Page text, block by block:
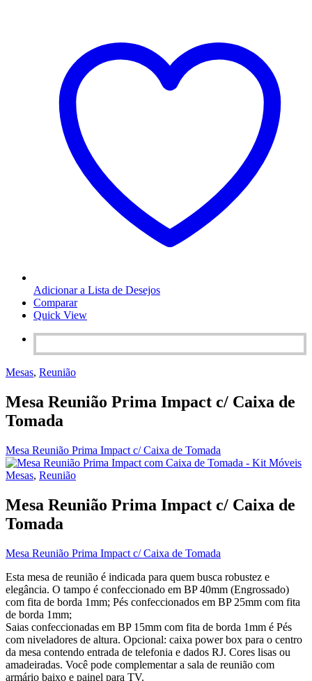
Adicionar a Lista de Desejos
Comparar
Quick View
Mesas, Reunião
Mesa Reunião Prima Impact c/ Caixa de
Tomada
Mesa Reunião Prima Impact c/ Caixa de Tomada
Mesas, Reunião
Mesa Reunião Prima Impact c/ Caixa de
Tomada
Mesa Reunião Prima Impact c/ Caixa de Tomada
Esta mesa de reunião é indicada para quem busca robustez e
elegância. O tampo é confeccionado em BP 40mm (Engrossado)
com fita de borda 1mm; Pés confeccionados em BP 25mm com fita
de borda 1mm;
Saias confeccionadas em BP 15mm com fita de borda 1mm é Pés
com niveladores de altura. Opcional: caixa power box para o centro
da mesa contendo entrada de telefonia e dados RJ. Cores lisas ou
amadeiradas. Você pode complementar a sala de reunião com
armário baixo e painel para TV.